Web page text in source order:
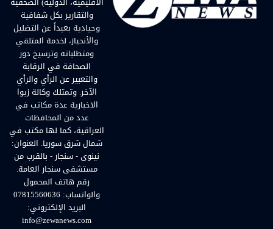
والتقارير بكل شفافية
وحيادية بعيداً عن التضليل
والأنحياز، لخدمة المتلقي
ومتطلباته وترسيخ دور
الصحافة في الرقابة
والتعبير عن الرأي والرأي
الآخر. وتمتلك وكالة زيوا
الاخبارية عدة مكاتب في
عدد من المحافظات
العراقية، كما لها مكتب في
شمال شرق سوريا. العنوان:
نينوى - سنجار - بالقرب من
مستشفى سنجار العامة.
رقم هاتف المحمول
والواتساب: 07815560636
البريد الإلكتروني:
info@zewanews.com